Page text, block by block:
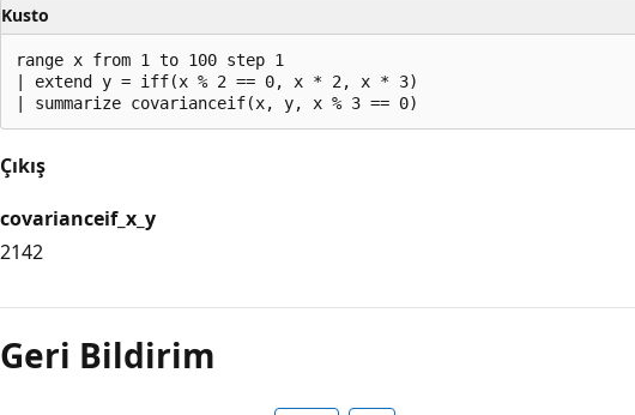
Kusto
range x from 1 to 100 step 1
| extend y = iff(x % 2 == 0, x * 2, x * 3)
Çıkış
covarianceif_x_y
2142
modu
devre
Geri Bildirim